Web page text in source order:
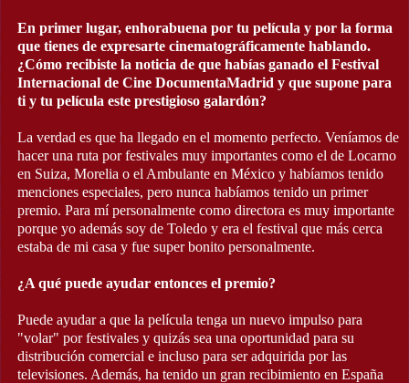
En primer lugar, enhorabuena por tu película y por la forma
que tienes de expresarte cinematográficamente hablando.
¿Cómo recibiste la noticia de que habías ganado el Festival
Internacional de Cine DocumentaMadrid y que supone para
ti y tu película este prestigioso galardón?
La verdad es que ha llegado en el momento perfecto. Veníamos de
hacer una ruta por festivales muy importantes como el de Locarno
en Suiza, Morelia o el Ambulante en México y habíamos tenido
menciones especiales, pero nunca habíamos tenido un primer
premio. Para mí personalmente como directora es muy importante
porque yo además soy de Toledo y era el festival que más cerca
estaba de mi casa y fue super bonito personalmente.
¿A qué puede ayudar entonces el premio?
Puede ayudar a que la película tenga un nuevo impulso para
"volar" por festivales y quizás sea una oportunidad para su
distribución comercial e incluso para ser adquirida por las
televisiones. Además, ha tenido un gran recibimiento en España